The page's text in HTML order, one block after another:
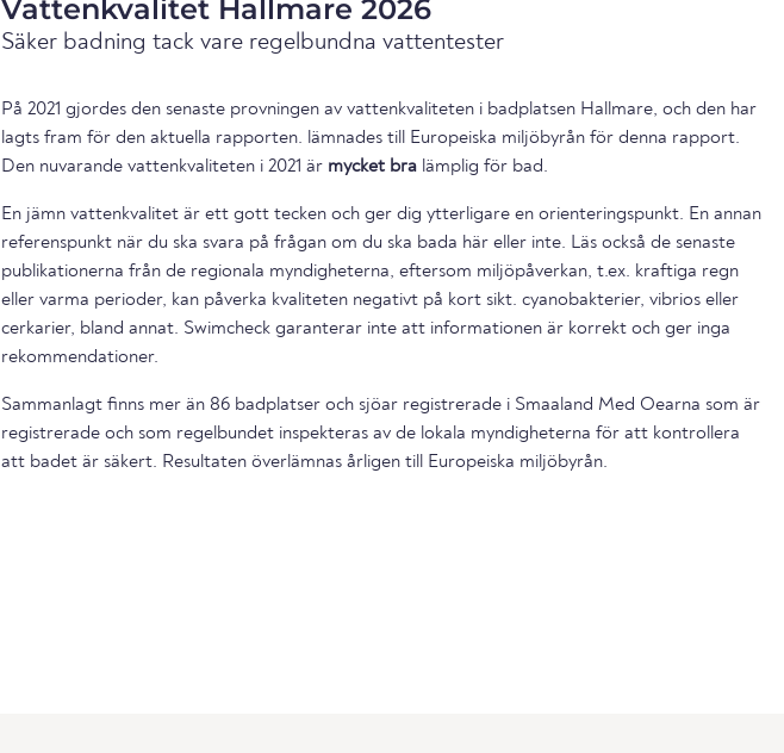
Vattenkvalitet Hallmare 2026
Säker badning tack vare regelbundna vattentester
På 2021 gjordes den senaste provningen av vattenkvaliteten i badplatsen Hallmare, och den har
lagts fram för den aktuella rapporten. lämnades till Europeiska miljöbyrån för denna rapport.
Den nuvarande vattenkvaliteten i 2021 är mycket bra lämplig för bad.
En jämn vattenkvalitet är ett gott tecken och ger dig ytterligare en orienteringspunkt. En annan
referenspunkt när du ska svara på frågan om du ska bada här eller inte. Läs också de senaste
publikationerna från de regionala myndigheterna, eftersom miljöpåverkan, t.ex. kraftiga regn
eller varma perioder, kan påverka kvaliteten negativt på kort sikt. cyanobakterier, vibrios eller
cerkarier, bland annat. Swimcheck garanterar inte att informationen är korrekt och ger inga
rekommendationer.
Sammanlagt finns mer än 86 badplatser och sjöar registrerade i Smaaland Med Oearna som är
registrerade och som regelbundet inspekteras av de lokala myndigheterna för att kontrollera
att badet är säkert. Resultaten överlämnas årligen till Europeiska miljöbyrån.